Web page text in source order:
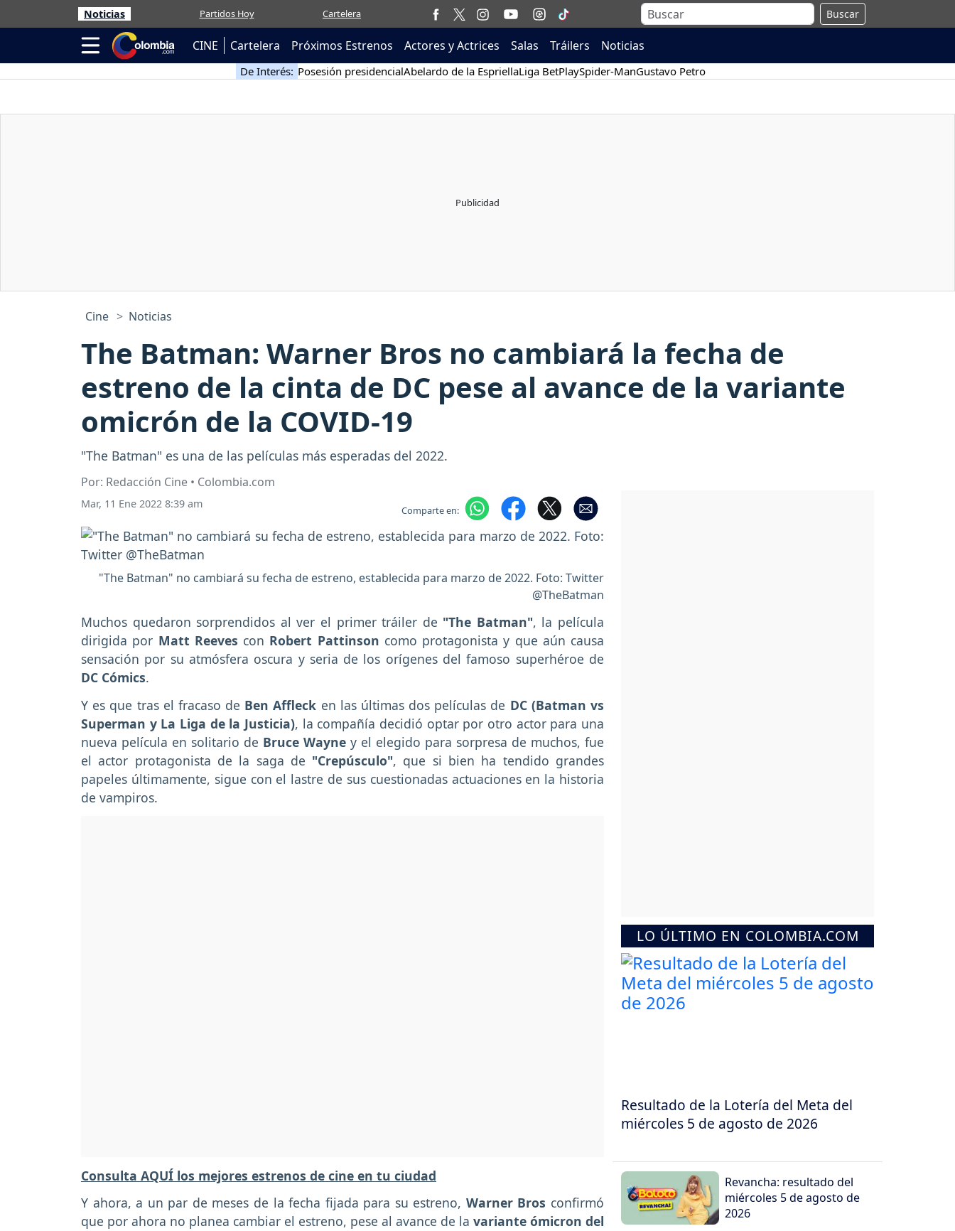
Noticias Partidos Hoy Cartelera Buscar
CINE Cartelera Próximos Estrenos Actores y Actrices Salas Tráilers Noticias
De Interés: Posesión presidencialAbelardo de la EspriellaLiga BetPlaySpider-ManGustavo Petro
Cine Noticias
The Batman: Warner Bros no cambiará la fecha de
estreno de la cinta de DC pese al avance de la variante
omicrón de la COVID-19
"The Batman" es una de las películas más esperadas del 2022.
Por: Redacción Cine • Colombia.com
Mar, 11 Ene 2022 8:39 am Comparte en:
"The Batman" no cambiará su fecha de estreno, establecida para marzo de 2022. Foto: Twitter
@TheBatman
Muchos quedaron sorprendidos al ver el primer tráiler de "The Batman", la película
dirigida por Matt Reeves con Robert Pattinson como protagonista y que aún causa
sensación por su atmósfera oscura y seria de los orígenes del famoso superhéroe de
DC Cómics.
Y es que tras el fracaso de Ben Affleck en las últimas dos películas de DC (Batman vs
Superman y La Liga de la Justicia), la compañía decidió optar por otro actor para una
nueva película en solitario de Bruce Wayne y el elegido para sorpresa de muchos, fue
el actor protagonista de la saga de "Crepúsculo", que si bien ha tendido grandes
papeles últimamente, sigue con el lastre de sus cuestionadas actuaciones en la historia
de vampiros.
Consulta AQUÍ los mejores estrenos de cine en tu ciudad
Y ahora, a un par de meses de la fecha fijada para su estreno, Warner Bros confirmó
que por ahora no planea cambiar el estreno, pese al avance de la variante ómicron del
LO ÚLTIMO EN COLOMBIA.COM
Resultado de la Lotería del Meta del
miércoles 5 de agosto de 2026
Revancha: resultado del
miércoles 5 de agosto de
2026